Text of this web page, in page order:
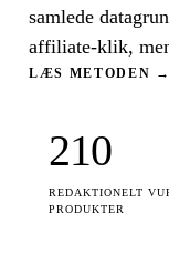
samlede
affiliate-klik,
LÆS METODEN →
210
REDAKTIONELT
PRODUKTER